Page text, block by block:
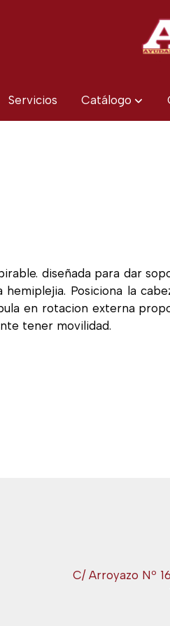
Servicios Catálogo
diseñada para dar
Posiciona la
en rotacion externa
tener movilidad.
C/ Arroyazo Nº